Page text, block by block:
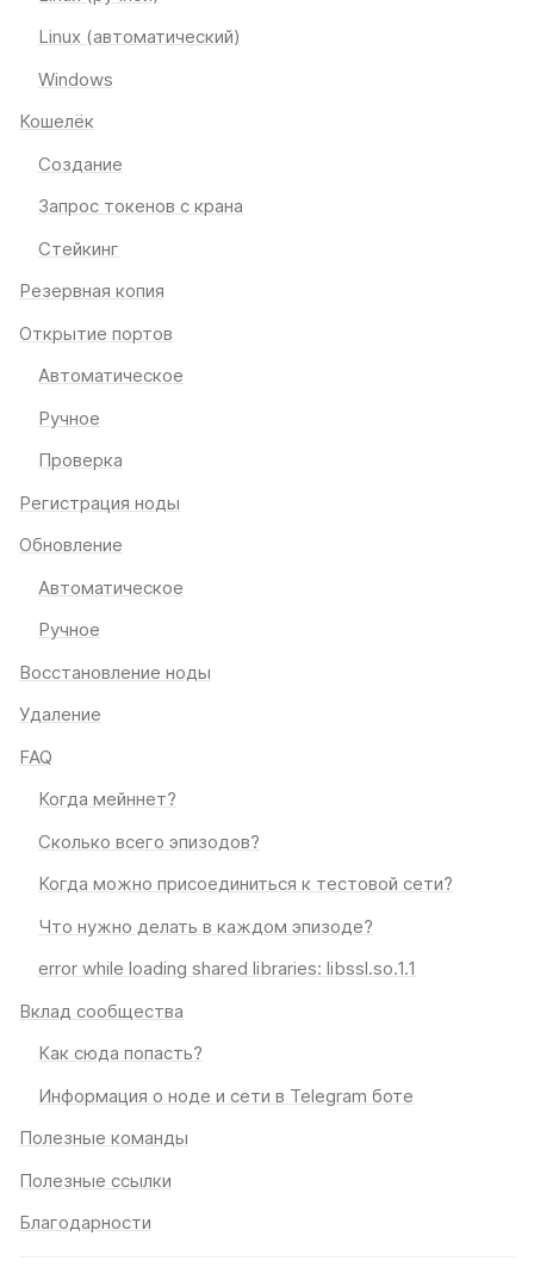
Linux (автоматический)
Windows
Кошелёк
Создание
Запрос токенов с крана
Стейкинг
Резервная копия
Открытие портов
Автоматическое
Ручное
Проверка
Регистрация ноды
Обновление
Автоматическое
Ручное
Восстановление ноды
Удаление
FAQ
Когда мейннет?
Сколько всего эпизодов?
Когда можно присоединиться к тестовой сети?
Что нужно делать в каждом эпизоде?
error while loading shared libraries: libssl.so.1.1
Вклад сообщества
Как сюда попасть?
Информация о ноде и сети в Telegram боте
Полезные команды
Полезные ссылки
Благодарности